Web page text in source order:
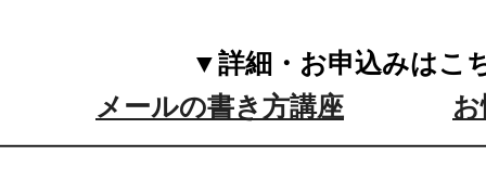
▼詳細・お申込みはこ
メールの書き方講座